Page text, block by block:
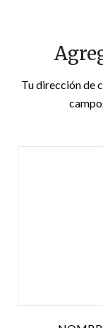
Tu dirección de